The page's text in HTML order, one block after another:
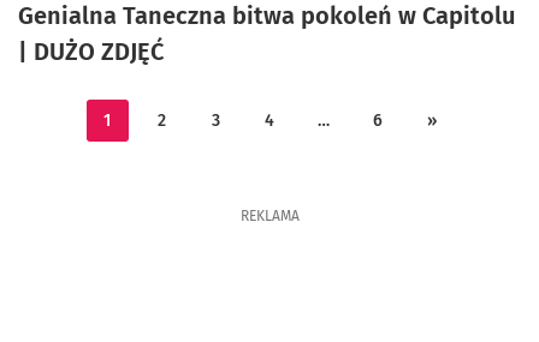
Genialna Taneczna bitwa pokoleń w Capitolu
| DUŻO ZDJĘĆ
1 2 3 4 … 6 »
REKLAMA